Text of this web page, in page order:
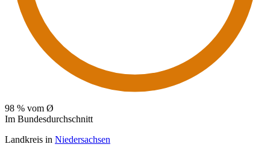
98 % vom Ø
Im Bundesdurchschnitt
Landkreis in Niedersachsen